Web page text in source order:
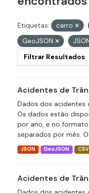
Etiquetas: carro
GeoJSON
Filtrar Resultados
Acidentes de
Dados dos acidentes
Os dados estão
por ano, e no
separados por mês.
JSON GeoJSON CSV
Acidentes de